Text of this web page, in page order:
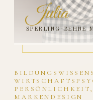
MARKENDESIGN
Julia
SPERLING-BEHNE